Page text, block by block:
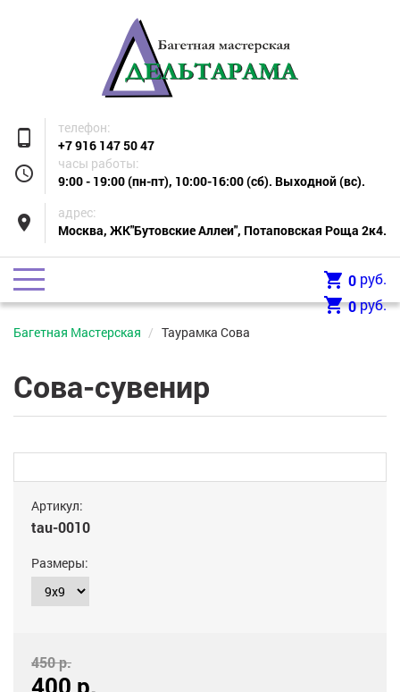
phone_android
телефон:
+7 916 147 50 47
access_time
часы работы:
9:00 - 19:00 (пн-пт), 10:00-16:00 (сб). Выходной (вс).
place
адрес:
Москва, ЖК"Бутовские Аллеи", Потаповская Роща 2к4.
shopping_cart 0 руб.
shopping_cart0руб.
Багетная Мастерская Таурамка Сова
Сова-сувенир
Артикул:
tau-0010
Размеры:
450 р.
400 р.